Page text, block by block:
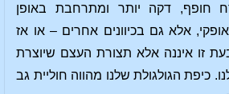
חופף, דקה יותר ומתרחבת באופן
אלא גם בכיוונים אחרים – או אז
זו איננה אלא תצורת העצם שיוצרת
כיפת הגולגולת שלנו מהווה חוליית גב